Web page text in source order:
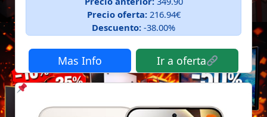
Precio oferta:216.94€
Descuento: -38.00%
Mas Info Ir a oferta